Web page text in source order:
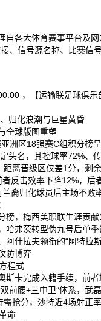
自各大体育赛事平台及
、信号源名称、比赛信
，【运输联足球俱
归化浪潮与巨星黄昏
全球版图重塑
洲区18强赛C组积分榜呈
头名，其控球率72%、
距离晋级区仅差1分，剩
反击效率下降12%，后
裔归化球员后主场不
榜，梅西美职联生涯贡
哈弗茨转型伪九号后单
阿什拉夫领衔的“阿特拉
防博弈
程式
斯卡完成入籍手续，前
前腰+三中卫”体系，武
抢分，沙特近4场射正
命